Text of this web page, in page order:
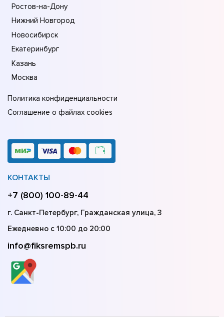
Ростов-на-Дону
Нижний Новгород
Новосибирск
Екатеринбург
Казань
Москва
Политика конфиденциальности
Соглашение о файлах cookies
КОНТАКТЫ
+7 (800) 100-89-44
г. Санкт-Петербург, Гражданская улица, 3
Ежедневно с 10:00 до 20:00
info@fiksremspb.ru